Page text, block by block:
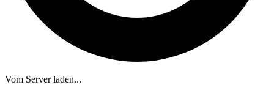
Vom Server laden...